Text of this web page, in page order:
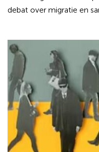
debat over migratie en